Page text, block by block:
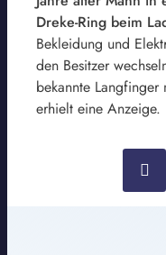
Dreke-Ring beim
Bekleidung und
den Besitzer
bekannte Langfinger
erhielt eine Anzeige.